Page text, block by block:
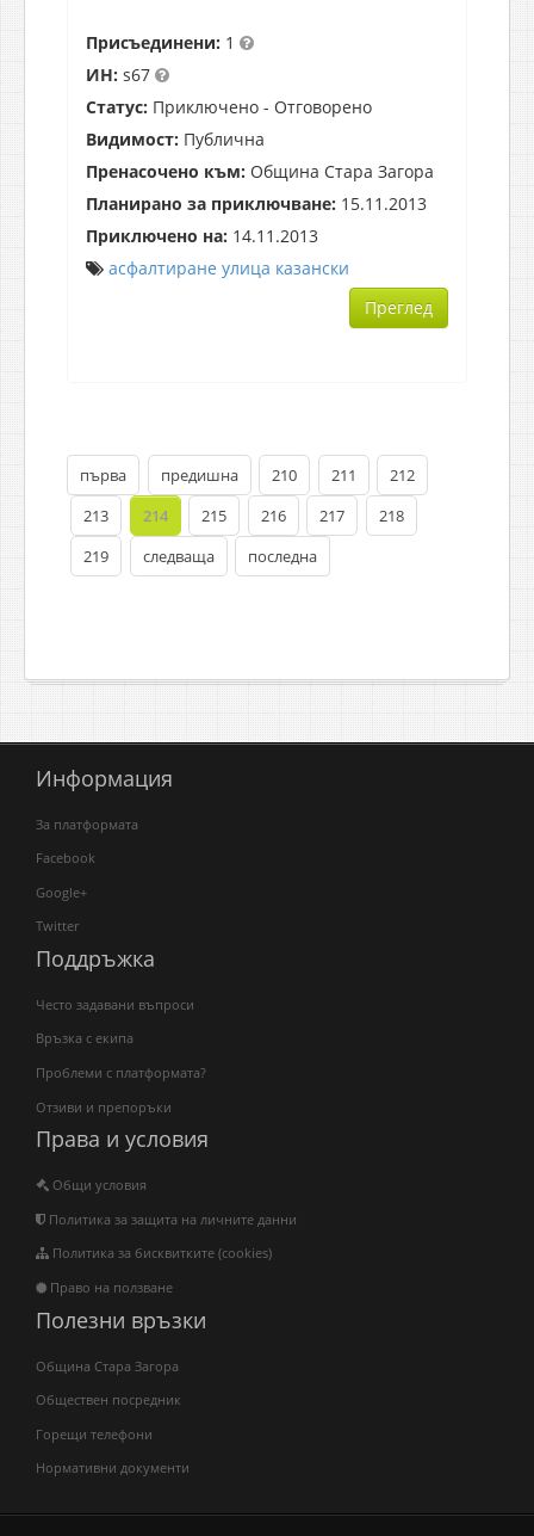
Присъединени: 1
ИН: s67
Статус: Приключено - Отговорено
Видимост: Публична
Пренасочено към: Община Стара Загора
Планирано за приключване: 15.11.2013
Приключено на: 14.11.2013
асфалтиране улица казански
Преглед
първа предишна 210 211
212
213
214 215 216 217
218
219
следваща последна
Информация
За платформата
Facebook
Google+
Twitter
Поддръжка
Често задавани въпроси
Връзка с екипа
Проблеми с платформата?
Отзиви и препоръки
Права и условия
Общи условия
Политика за защита на личните данни
Политика за бисквитките (cookies)
Право на ползване
Полезни връзки
Община Стара Загора
Обществен посредник
Горещи телефони
Нормативни документи